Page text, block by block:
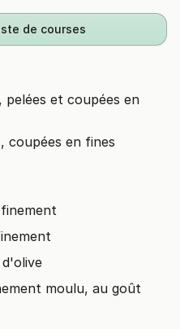
de courses
et coupées en
coupées en fines
moulu, au goût